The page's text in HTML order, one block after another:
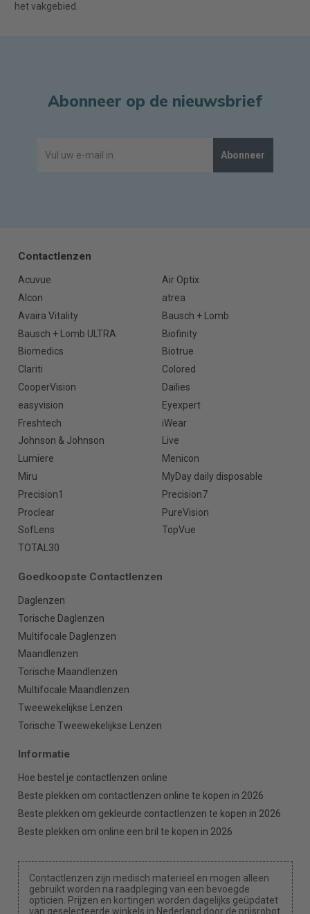
het vakgebied.
Abonneer op de nieuwsbrief
Abonneer
Contactlenzen
Acuvue
Air Optix
Alcon
atrea
Avaira Vitality
Bausch + Lomb
Bausch + Lomb ULTRA
Biofinity
Biomedics
Biotrue
Clariti
Colored
CooperVision
Dailies
easyvision
Eyexpert
Freshtech
iWear
Johnson & Johnson
Live
Lumiere
Menicon
Miru
MyDay daily disposable
Precision1
Precision7
Proclear
PureVision
SofLens
TopVue
TOTAL30
Goedkoopste Contactlenzen
Daglenzen
Torische Daglenzen
Multifocale Daglenzen
Maandlenzen
Torische Maandlenzen
Multifocale Maandlenzen
Tweewekelijkse Lenzen
Torische Tweewekelijkse Lenzen
Informatie
Hoe bestel je contactlenzen online
Beste plekken om contactlenzen online te kopen in 2026
Beste plekken om gekleurde contactlenzen te kopen in 2026
Beste plekken om online een bril te kopen in 2026
Contactlenzen zijn medisch materieel en mogen alleen
gebruikt worden na raadpleging van een bevoegde
opticien. Prijzen en kortingen worden dagelijks geüpdatet
van geselecteerde winkels in Nederland door de prijsrobot